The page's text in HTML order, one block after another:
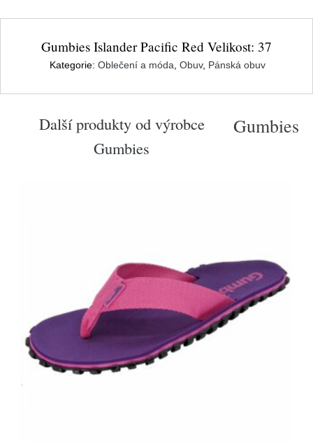
Gumbies Islander Pacific Red Velikost: 37
Kategorie: Oblečení a móda Obuv, Pánská obuv
Další produkty od výrobce
Gumbies
Gumbies